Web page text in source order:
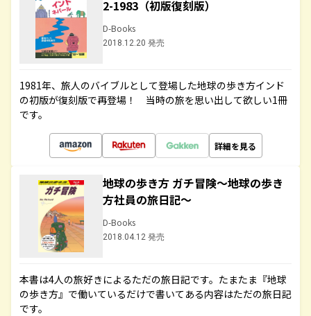
2-1983（初版復刻版）
D-Books
2018.12.20 発売
1981年、旅人のバイブルとして登場した地球の歩き方インド
の初版が復刻版で再登場！ 当時の旅を思い出して欲しい1冊
です。
詳細を見る
地球の歩き方 ガチ冒険～地球の歩き
方社員の旅日記～
D-Books
2018.04.12 発売
本書は4人の旅好きによるただの旅日記です。たまたま『地球
の歩き方』で働いているだけで書いてある内容はただの旅日記
です。